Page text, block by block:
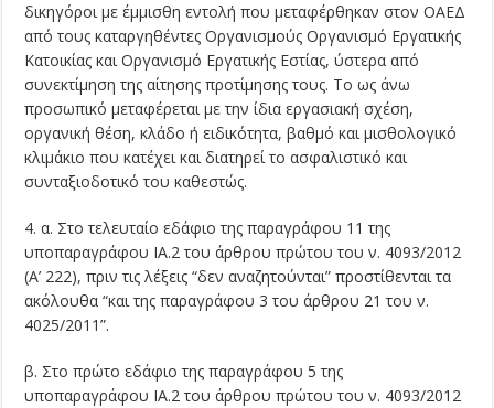
δικηγόροι με έμμισθη εντολή που μεταφέρθηκαν στον ΟΑΕΔ
από τους καταργηθέντες Οργανισμούς Οργανισμό Εργατικής
Κατοικίας και Οργανισμό Εργατικής Εστίας, ύστερα από
συνεκτίμηση της αίτησης προτίμησης τους. Το ως άνω
προσωπικό μεταφέρεται με την ίδια εργασιακή σχέση,
οργανική θέση, κλάδο ή ειδικότητα, βαθμό και μισθολογικό
κλιμάκιο που κατέχει και διατηρεί το ασφαλιστικό και
συνταξιοδοτικό του καθεστώς.
4. α. Στο τελευταίο εδάφιο της παραγράφου 11 της
υποπαραγράφου ΙΑ.2 του άρθρου πρώτου του ν. 4093/2012
(Α’ 222), πριν τις λέξεις “δεν αναζητούνται” προστίθενται τα
ακόλουθα “και της παραγράφου 3 του άρθρου 21 του ν.
4025/2011”.
β. Στο πρώτο εδάφιο της παραγράφου 5 της
υποπαραγράφου ΙΑ.2 του άρθρου πρώτου του ν. 4093/2012